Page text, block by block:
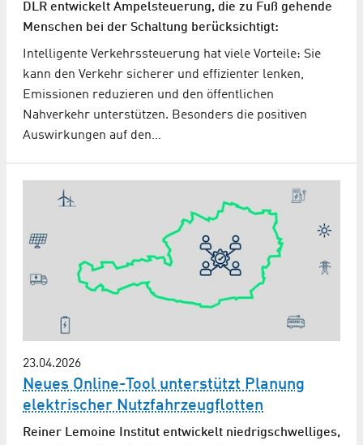
DLR entwickelt Ampelsteuerung, die zu Fuß gehende
Menschen bei der Schaltung berücksichtigt:
Intelligente Verkehrssteuerung hat viele Vorteile: Sie
kann den Verkehr sicherer und effizienter lenken,
Emissionen reduzieren und den öffentlichen
Nahverkehr unterstützen. Besonders die positiven
Auswirkungen auf den…
23.04.2026
Neues Online-Tool unterstützt Planung
elektrischer Nutzfahr­zeug­flotten
Reiner Lemoine Institut entwickelt niedrigschwelliges,